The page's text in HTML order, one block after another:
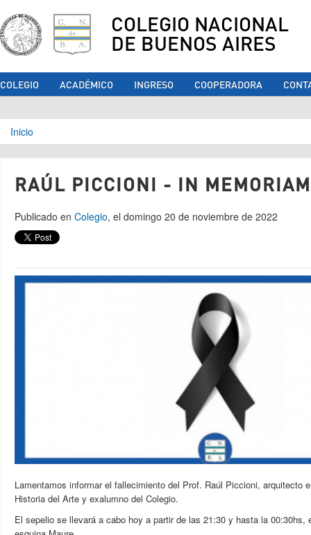
COLEGIO NACIONAL
DE BUENOS AIRES
COLEGIO ACADÉMICO INGRESO COOPERADORA
Se encuentra usted aquí
Inicio
RAÚL PICCIONI - IN MEMORIAM
Publicado en Colegio, el domingo 20 de noviembre de 2022
Lamentamos informar el fallecimiento del Prof. Raúl Piccioni, arquitecto
Historia del Arte y exalumno del Colegio.
El sepelio se llevará a cabo hoy a partir de las 21:30 y hasta la 00:30hs,